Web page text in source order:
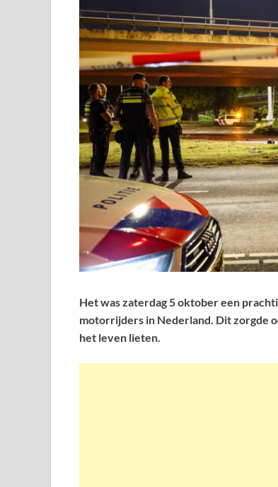
Het was zaterdag 5 oktober een
motorrijders in Nederland. Dit zorgde
het leven lieten.